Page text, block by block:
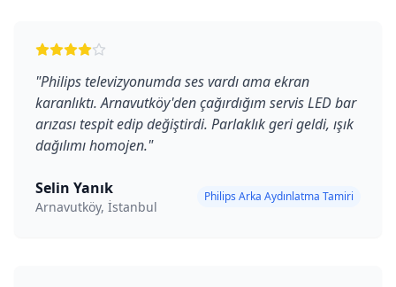
"Philips televizyonumda ses vardı ama ekran
karanlıktı. Arnavutköy'den çağırdığım servis LED bar
arızası tespit edip değiştirdi. Parlaklık geri geldi, ışık
dağılımı homojen."
Selin Yanık
Arnavutköy, İstanbul
Philips Arka Aydınlatma Tamiri